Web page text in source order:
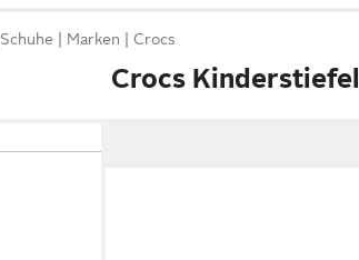
Schuhe Marken Crocs
Crocs Kinderstiefel